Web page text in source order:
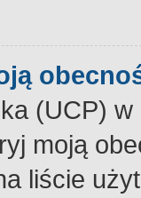
(UCP) w
moją
liście